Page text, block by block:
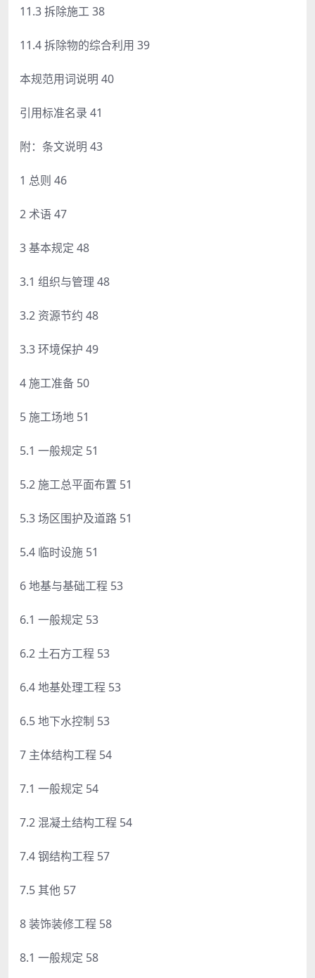
11.3 拆除施工 38
11.4 拆除物的综合利用 39
本规范用词说明 40
引用标准名录 41
附：条文说明 43
1 总则 46
2 术语 47
3 基本规定 48
3.1 组织与管理 48
3.2 资源节约 48
3.3 环境保护 49
4 施工准备 50
5 施工场地 51
5.1 一般规定 51
5.2 施工总平面布置 51
5.3 场区围护及道路 51
5.4 临时设施 51
6 地基与基础工程 53
6.1 一般规定 53
6.2 土石方工程 53
6.4 地基处理工程 53
6.5 地下水控制 53
7 主体结构工程 54
7.1 一般规定 54
7.2 混凝土结构工程 54
7.4 钢结构工程 57
7.5 其他 57
8 装饰装修工程 58
8.1 一般规定 58